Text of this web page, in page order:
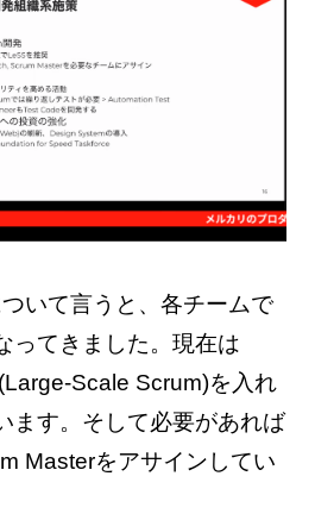
いて言うと、各チームで
ってきました。現在は
Scale Scrum)を入れ
ます。そして必要があれば
Masterをアサインしてい